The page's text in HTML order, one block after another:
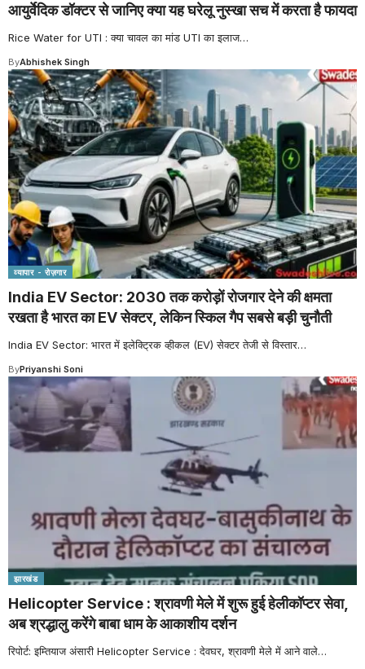
आयुर्वेदिक डॉक्टर से जानिए क्या यह घरेलू नुस्खा सच में करता है फायदा
Rice Water for UTI : क्या चावल का मांड UTI का इलाज…
ByAbhishek Singh
व्यापार - रोज़गार
India EV Sector: 2030 तक करोड़ों रोजगार देने की क्षमता
रखता है भारत का EV सेक्टर, लेकिन स्किल गैप सबसे बड़ी चुनौती
India EV Sector: भारत में इलेक्ट्रिक व्हीकल (EV) सेक्टर तेजी से विस्तार…
ByPriyanshi Soni
झारखंड
Helicopter Service : श्रावणी मेले में शुरू हुई हेलीकॉप्टर सेवा,
अब श्रद्धालु करेंगे बाबा धाम के आकाशीय दर्शन
रिपोर्ट: इम्तियाज अंसारी Helicopter Service : देवघर, श्रावणी मेले में आने वाले…